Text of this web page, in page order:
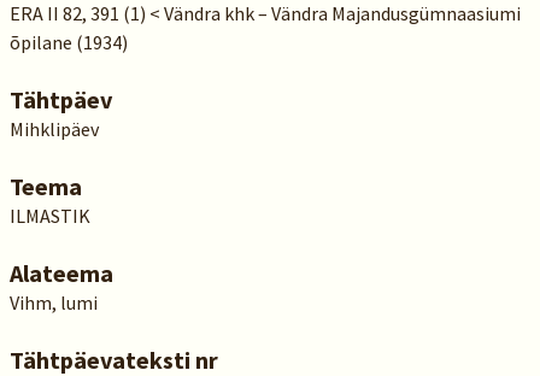
ERA II 82, 391 (1) < Vändra khk – Vändra Majandusgümnaasiumi
õpilane (1934)
Tähtpäev
Mihklipäev
Teema
ILMASTIK
Alateema
Vihm, lumi
Tähtpäevateksti nr